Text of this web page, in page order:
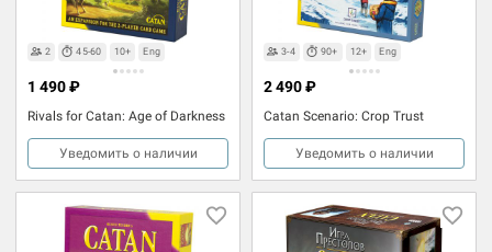
2 45-60 10+ Eng
Rivals for Catan: Age of Darkness
1 490 ₽
Уведомить о наличии
3-4 90+ 12+ Eng
Catan Scenario: Crop Trust
2 490 ₽
Уведомить о наличии